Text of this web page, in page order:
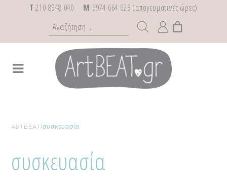
T 210 8948 040 M 6974 664 629 (απογευματινές ώρες)
ARTBEAT |συσκευασία
συσκευασία